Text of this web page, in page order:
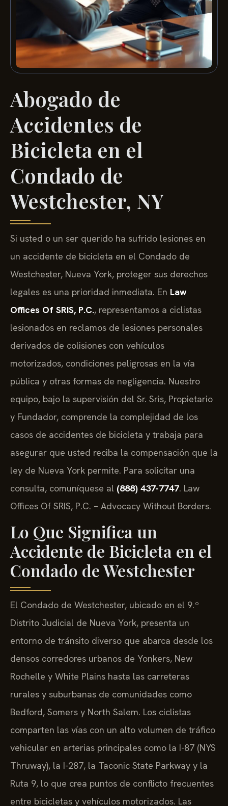
Abogado de
Accidentes de
Bicicleta en el
Condado de
Westchester, NY
Si usted o un ser querido ha sufrido lesiones en
un accidente de bicicleta en el Condado de
Westchester, Nueva York, proteger sus derechos
legales es una prioridad inmediata. En Law
Offices Of SRIS, P.C., representamos a ciclistas
lesionados en reclamos de lesiones personales
derivados de colisiones con vehículos
motorizados, condiciones peligrosas en la vía
pública y otras formas de negligencia. Nuestro
equipo, bajo la supervisión del Sr. Sris, Propietario
y Fundador, comprende la complejidad de los
casos de accidentes de bicicleta y trabaja para
asegurar que usted reciba la compensación que la
ley de Nueva York permite. Para solicitar una
consulta, comuníquese al (888) 437-7747. Law
Offices Of SRIS, P.C. – Advocacy Without Borders.
Lo Que Significa un
Accidente de Bicicleta en el
Condado de Westchester
El Condado de Westchester, ubicado en el 9.º
Distrito Judicial de Nueva York, presenta un
entorno de tránsito diverso que abarca desde los
densos corredores urbanos de Yonkers, New
Rochelle y White Plains hasta las carreteras
rurales y suburbanas de comunidades como
Bedford, Somers y North Salem. Los ciclistas
comparten las vías con un alto volumen de tráfico
vehicular en arterias principales como la I-87 (NYS
Thruway), la I-287, la Taconic State Parkway y la
Ruta 9, lo que crea puntos de conflicto frecuentes
entre bicicletas y vehículos motorizados. Las